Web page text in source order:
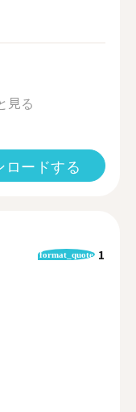
見る
ロードする
format_quote 1